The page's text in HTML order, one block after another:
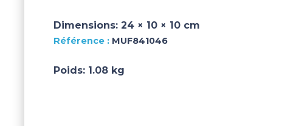
Dimensions: 24 × 10 × 10 cm
MUF841046
Poids: 1.08 kg